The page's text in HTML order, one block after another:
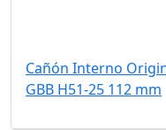
Cañón Interno
GBB H51-25 112 mm